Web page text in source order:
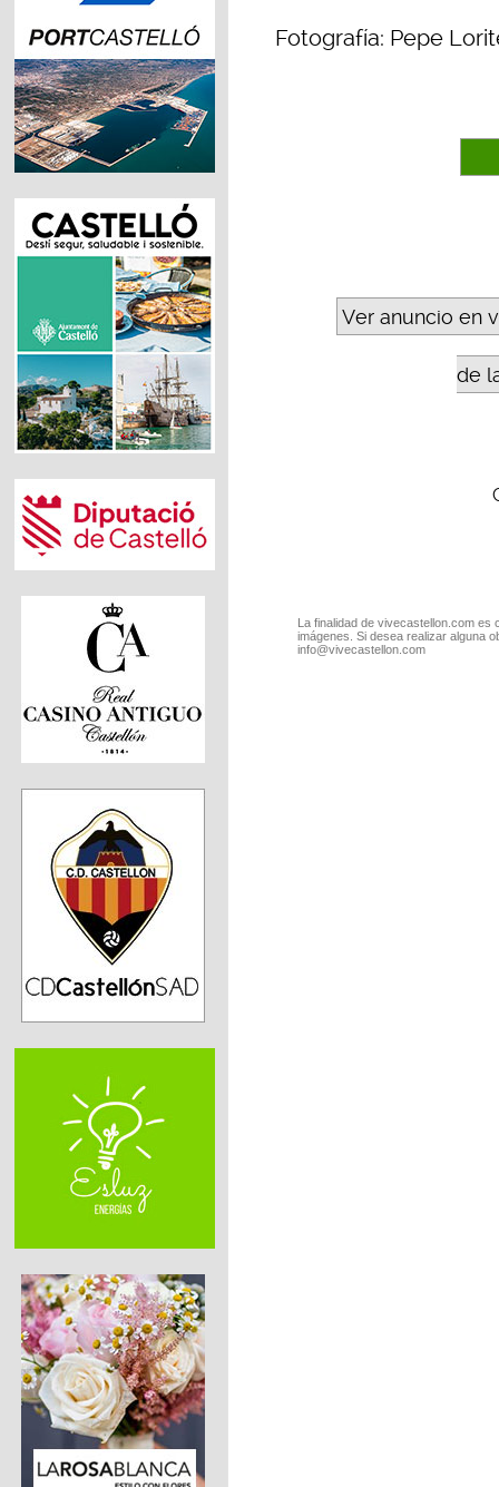
Fotografía: Pepe
Ver anuncio en
de
La finalidad de vivecastellon.com
imágenes. Si desea realizar alguna
info@vivecastellon.com